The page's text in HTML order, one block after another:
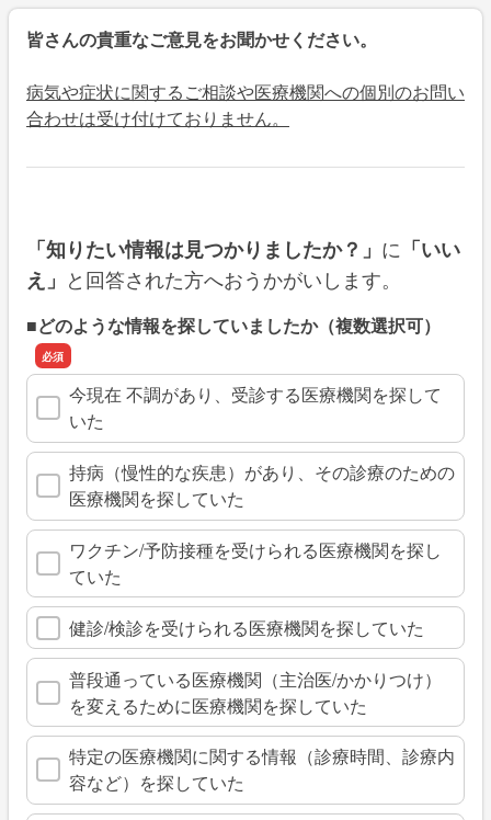
皆さんの貴重なご意見をお聞かせください。
病気や症状に関するご相談や医療機関への個別のお問い
合わせは受け付けておりません。
「知りたい情報は見つかりましたか？」 に 「いい
え」 と回答された方へおうかがいします。
■どのような情報を探していましたか（複数選択可）
今現在 不調があり、受診する医療機関を探して
いた
持病（慢性的な疾患）があり、その診療のための
医療機関を探していた
ワクチン/予防接種を受けられる医療機関を探し
ていた
健診/検診を受けられる医療機関を探していた
普段通っている医療機関（主治医/かかりつけ）
を変えるために医療機関を探していた
特定の医療機関に関する情報（診療時間、診療内
容など）を探していた